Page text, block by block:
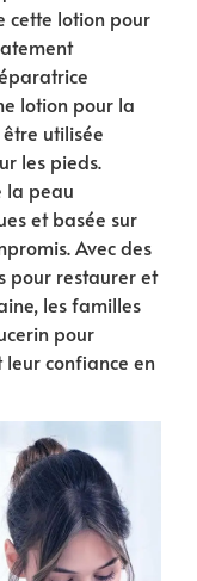
cette lotion pour
lotion pour la
utilisée
les pieds.
la peau
et basée sur
Avec des
pour restaurer et
les familles
pour
confiance en